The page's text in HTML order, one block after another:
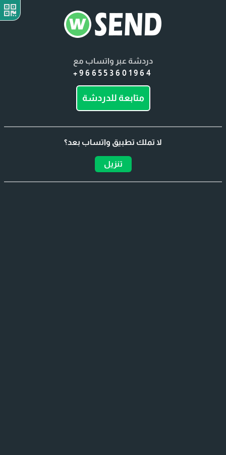
دردشة عبر واتساب مع
+966553601964
متابعة للدردشة
لا تملك تطبيق واتساب بعد؟
تنزيل